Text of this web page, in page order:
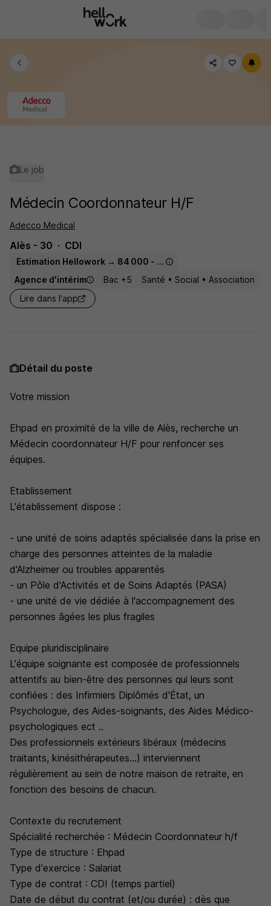
Le job
Médecin Coordonnateur H/F
Adecco Medical
Alès - 30 CDI
Estimation Hellowork → 84 000 - 117 000 € / an
Agence d'intérim
Bac +5
Santé • Social • Association
Lire dans l'app
Détail du poste
Votre mission
Ehpad en proximité de la ville de Alès, recherche un
Médecin coordonnateur H/F pour renfoncer ses
équipes.
Etablissement
L'établissement dispose :
- une unité de soins adaptés spécialisée dans la prise en
charge des personnes atteintes de la maladie
d'Alzheimer ou troubles apparentés
- un Pôle d'Activités et de Soins Adaptés (PASA)
- une unité de vie dédiée à l'accompagnement des
personnes âgées les plus fragiles
Equipe pluridisciplinaire
L'équipe soignante est composée de professionnels
attentifs au bien-être des personnes qui leurs sont
confiées : des Infirmiers Diplômés d'État, un
Psychologue, des Aides-soignants, des Aides Médico-
psychologiques ect ..
Des professionnels extérieurs libéraux (médecins
traitants, kinésithérapeutes...) interviennent
régulièrement au sein de notre maison de retraite, en
fonction des besoins de chacun.
Contexte du recrutement
Spécialité recherchée : Médecin Coordonnateur h/f
Type de structure : Ehpad
Type d'exercice : Salariat
Type de contrat : CDI (temps partiel)
Date de début du contrat (et/ou durée) : dès que